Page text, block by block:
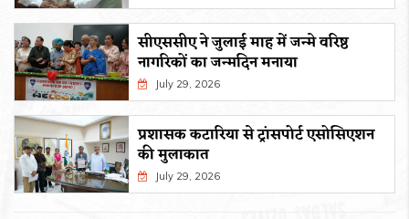
सीएससीए ने जुलाई माह में जन्मे वरिष्ठ
नागरिकों का जन्मदिन मनाया
July 29, 2026
प्रशासक कटारिया से ट्रांसपोर्ट एसोसिएशन
की मुलाकात
July 29, 2026